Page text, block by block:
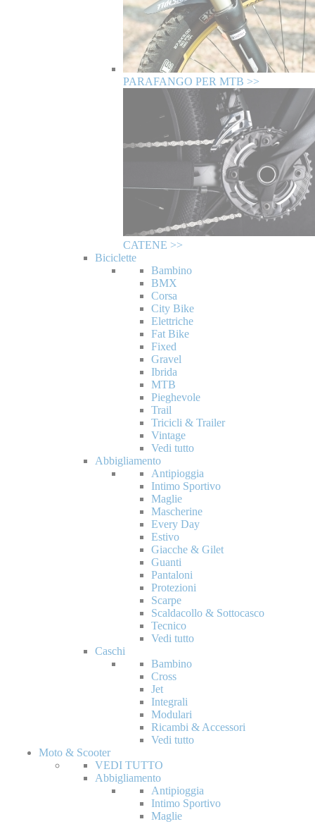
PARAFANGO PER MTB >>
CATENE >>
Biciclette
Bambino
BMX
Corsa
City Bike
Elettriche
Fat Bike
Fixed
Gravel
Ibrida
MTB
Pieghevole
Trail
Tricicli & Trailer
Vintage
Vedi tutto
Abbigliamento
Antipioggia
Intimo Sportivo
Maglie
Mascherine
Every Day
Estivo
Giacche & Gilet
Guanti
Pantaloni
Protezioni
Scarpe
Scaldacollo & Sottocasco
Tecnico
Vedi tutto
Caschi
Bambino
Cross
Jet
Integrali
Modulari
Ricambi & Accessori
Vedi tutto
Moto & Scooter
VEDI TUTTO
Abbigliamento
Antipioggia
Intimo Sportivo
Maglie